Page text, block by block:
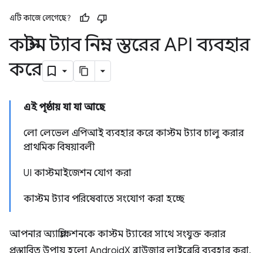
এটি কাজে লেগেছে?
কাস্টম ট্যাব নিম্ন স্তরের API ব্যবহার
করে
এই পৃষ্ঠায় যা যা আছে
লো লেভেল এপিআই ব্যবহার করে কাস্টম ট্যাব চালু করার
প্রাথমিক বিষয়াবলী
UI কাস্টমাইজেশন যোগ করা
কাস্টম ট্যাব পরিষেবাতে সংযোগ করা হচ্ছে
আপনার অ্যাপ্লিকেশনকে কাস্টম ট্যাবের সাথে সংযুক্ত করার
প্রস্তাবিত উপায় হলো AndroidX ব্রাউজার লাইব্রেরি ব্যবহার করা,